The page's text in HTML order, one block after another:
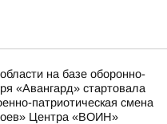
на базе оборонно-
«Авангард» стартовала
патриотическая смена
Центра «ВОИН»